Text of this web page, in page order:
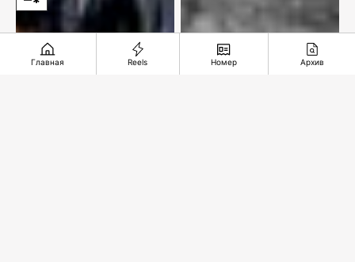
Главная Reels Номер Архив